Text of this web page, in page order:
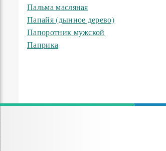
Пальма масляная
Папайя (дынное дерево)
Папоротник мужской
Паприка